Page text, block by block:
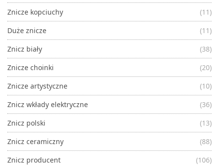
Znicze kopciuchy
(11)
Duże znicze
(11)
Znicz biały
(38)
Znicze choinki
(20)
Znicze artystyczne
(10)
Znicz wkłady elektryczne
(36)
Znicz polski
(13)
Znicz ceramiczny
(88)
Znicz producent
(106)